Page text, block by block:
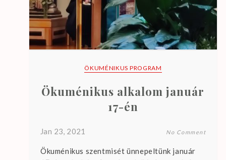
ÖKUMÉNIKUS PROGRAM
Ökuménikus alkalom január
17-én
Jan 23, 2021 No Comment
Ökuménikus szentmisét ünnepeltünk január